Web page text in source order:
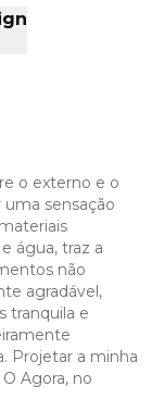
o externo e o
sensação
água, traz a
não
agradável,
tranquila e
Projetar a minha
Agora, no